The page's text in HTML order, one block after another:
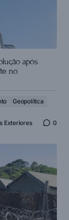
após
no
Geopolítica
Exteriores 0